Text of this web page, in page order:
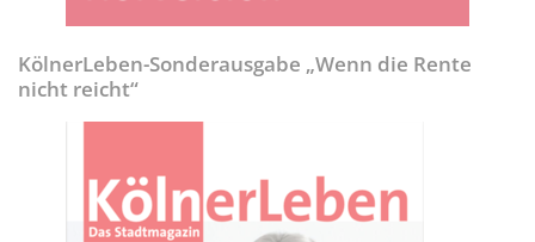
KölnerLeben-Sonderausgabe „Wenn die Rente
nicht reicht“